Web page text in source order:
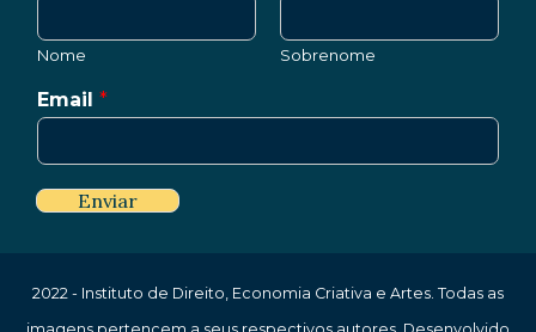
Nome Sobrenome
Email *
Enviar
2022 - Instituto de Direito, Economia Criativa e Artes. Todas as